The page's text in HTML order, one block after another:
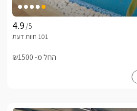
/5
החל מ- ₪1500